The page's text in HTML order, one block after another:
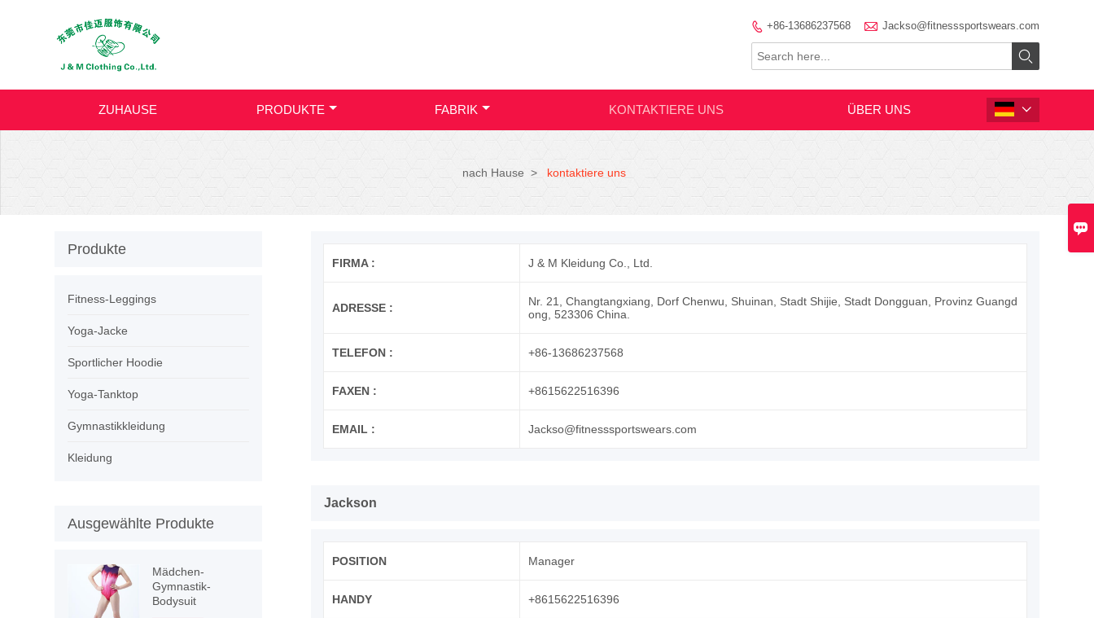

 +86-13686237568  Jackso@fitnesssportswears.com

ZUHAUSE PRODUKTE FABRIK KONTAKTIERE UNS ÜBER UNS 
nach Hause > kontaktiere uns
FIRMA : J & M Kleidung Co., Ltd.
ADRESSE :
Nr. 21, Changtangxiang, Dorf Chenwu, Shuinan, Stadt Shijie, Stadt Dongguan, Provinz Guangd
ong, 523306 China.
TELEFON : +86-13686237568
FAXEN : +8615622516396
EMAIL : Jackso@fitnesssportswears.com
Jackson
POSITION Manager
HANDY +8615622516396
Produkte
Fitness-Leggings
Yoga-Jacke
Sportlicher Hoodie
Yoga-Tanktop
Gymnastikkleidung
Kleidung
Ausgewählte Produkte
Mädchen-
Gymnastik-
Bodysuit